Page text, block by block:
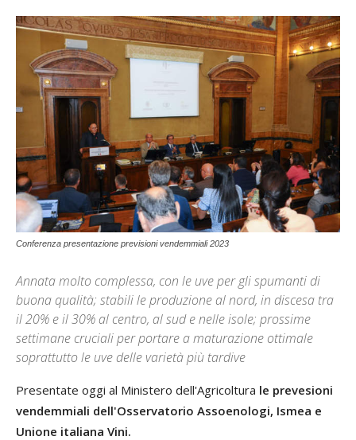
Conferenza presentazione previsioni vendemmiali 2023
Annata molto complessa, con le uve per gli spumanti di
buona qualità; stabili le produzione al nord, in discesa tra
il 20% e il 30% al centro, al sud e nelle isole; prossime
settimane cruciali per portare a maturazione ottimale
soprattutto le uve delle varietà più tardive
Presentate oggi al Ministero dell'Agricoltura le prevesioni
vendemmiali dell'Osservatorio Assoenologi, Ismea e
Unione italiana Vini.